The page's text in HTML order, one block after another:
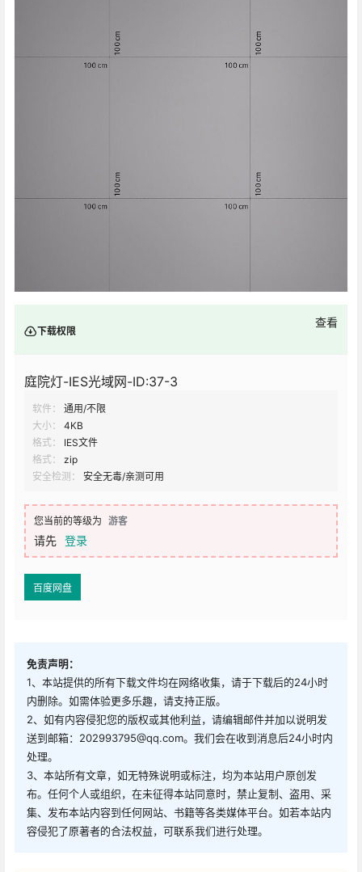
下载权限
查看
庭院灯-IES光域网-ID:37-3
软件：
通用/不限
大小：
4KB
格式：
IES文件
格式：
zip
安全检测：
安全无毒/亲测可用
您当前的等级为 游客
请先 登录
百度网盘
免责声明：
1、本站提供的所有下载文件均在网络收集，请于下载后的24小时
内删除。如需体验更多乐趣，请支持正版。
2、如有内容侵犯您的版权或其他利益，请编辑邮件并加以说明发
送到邮箱：202993795@qq.com。我们会在收到消息后24小时内
处理。
3、本站所有文章，如无特殊说明或标注，均为本站用户原创发
布。任何个人或组织，在未征得本站同意时，禁止复制、盗用、采
集、发布本站内容到任何网站、书籍等各类媒体平台。如若本站内
容侵犯了原著者的合法权益，可联系我们进行处理。